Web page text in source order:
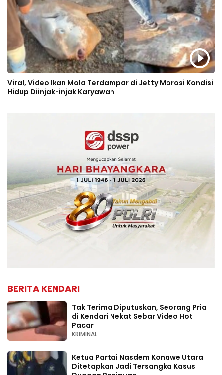
Viral, Video Ikan Mola Terdampar di Jetty Morosi Kondisi
Hidup Diinjak-injak Karyawan
BERITA KENDARI
Tak Terima Diputuskan, Seorang Pria
di Kendari Nekat Sebar Video Hot
Pacar
KRIMINAL
Ketua Partai Nasdem Konawe Utara
Ditetapkan Jadi Tersangka Kasus